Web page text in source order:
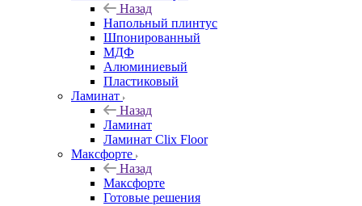
Назад
Напольный плинтус
Шпонированный
МДФ
Алюминиевый
Пластиковый
Ламинат
Назад
Ламинат
Ламинат Clix Floor
Максфорте
Назад
Максфорте
Готовые решения